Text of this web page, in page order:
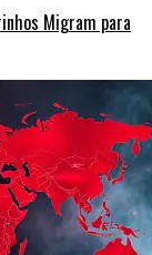
Migram para